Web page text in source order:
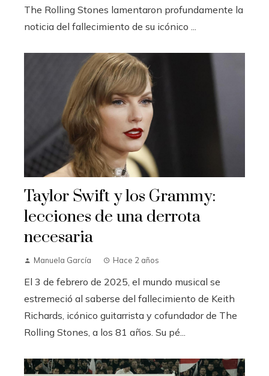
The Rolling Stones lamentaron profundamente la
noticia del fallecimiento de su icónico ...
Taylor Swift y los Grammy:
lecciones de una derrota
necesaria
Manuela García Hace 2 años
El 3 de febrero de 2025, el mundo musical se
estremeció al saberse del fallecimiento de Keith
Richards, icónico guitarrista y cofundador de The
Rolling Stones, a los 81 años. Su pé...